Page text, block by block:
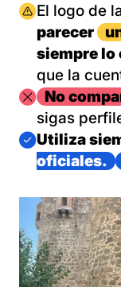
Imagen
El logo de
parecer
siempre lo
que la
Imagen
No
sigas
Imagen
Utiliza
oficiales.